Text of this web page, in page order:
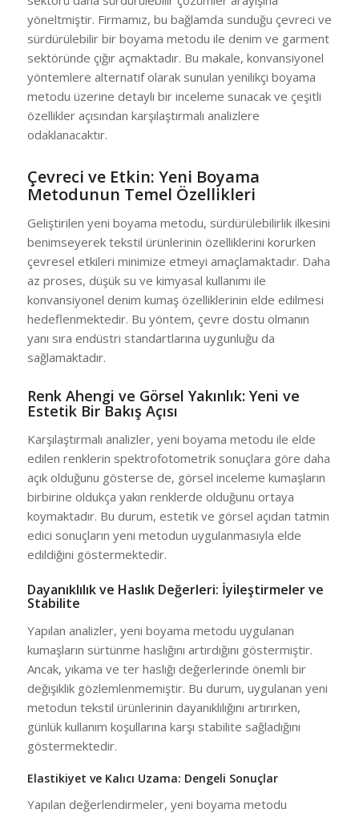
yöneltmiştir. Firmamız, bu bağlamda sunduğu çevreci ve
sürdürülebilir bir boyama metodu ile denim ve garment
sektöründe çığır açmaktadır. Bu makale, konvansiyonel
yöntemlere alternatif olarak sunulan yenilikçi boyama
metodu üzerine detaylı bir inceleme sunacak ve çeşitli
özellikler açısından karşılaştırmalı analizlere
odaklanacaktır.
Çevreci ve Etkin: Yeni Boyama
Metodunun Temel Özellikleri
Geliştirilen yeni boyama metodu, sürdürülebilirlik ilkesini
benimseyerek tekstil ürünlerinin özelliklerini korurken
çevresel etkileri minimize etmeyi amaçlamaktadır. Daha
az proses, düşük su ve kimyasal kullanımı ile
konvansiyonel denim kumaş özelliklerinin elde edilmesi
hedeflenmektedir. Bu yöntem, çevre dostu olmanın
yanı sıra endüstri standartlarına uygunluğu da
sağlamaktadır.
Renk Ahengi ve Görsel Yakınlık: Yeni ve
Estetik Bir Bakış Açısı
Karşılaştırmalı analizler, yeni boyama metodu ile elde
edilen renklerin spektrofotometrik sonuçlara göre daha
açık olduğunu gösterse de, görsel inceleme kumaşların
birbirine oldukça yakın renklerde olduğunu ortaya
koymaktadır. Bu durum, estetik ve görsel açıdan tatmin
edici sonuçların yeni metodun uygulanmasıyla elde
edildiğini göstermektedir.
Dayanıklılık ve Haslık Değerleri: İyileştirmeler ve
Stabilite
Yapılan analizler, yeni boyama metodu uygulanan
kumaşların sürtünme haslığını artırdığını göstermiştir.
Ancak, yıkama ve ter haslığı değerlerinde önemli bir
değişiklik gözlemlenmemiştir. Bu durum, uygulanan yeni
metodun tekstil ürünlerinin dayanıklılığını artırırken,
günlük kullanım koşullarına karşı stabilite sağladığını
göstermektedir.
Elastikiyet ve Kalıcı Uzama: Dengeli Sonuçlar
Yapılan değerlendirmeler, yeni boyama metodu